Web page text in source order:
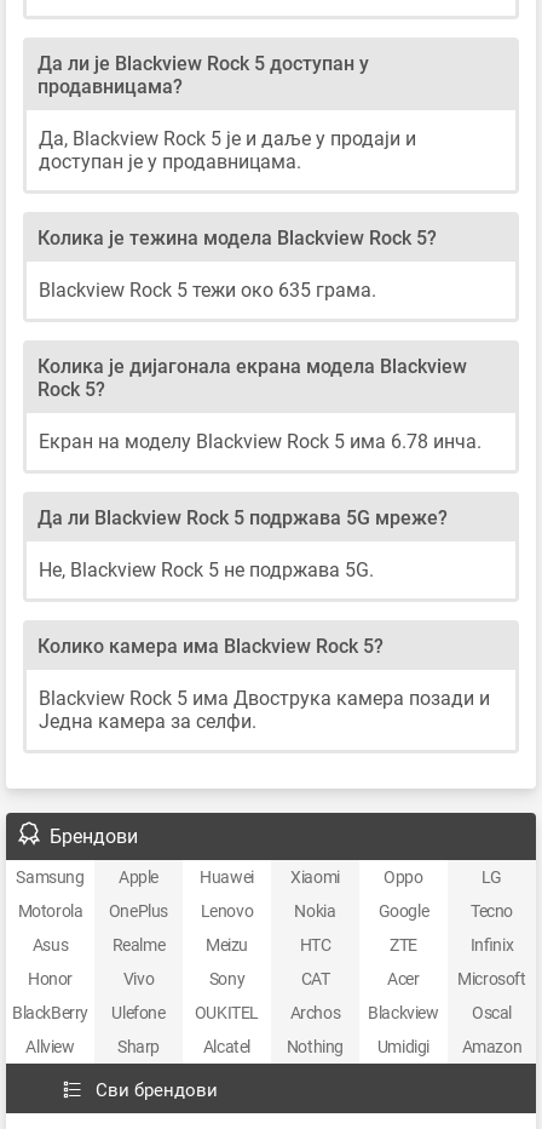
Да ли је Blackview Rock 5 доступан у
продавницама?
Да, Blackview Rock 5 је и даље у продаји и
доступан је у продавницама.
Колика је тежина модела Blackview Rock 5?
Blackview Rock 5 тежи око 635 грама.
Колика је дијагонала екрана модела Blackview
Rock 5?
Екран на моделу Blackview Rock 5 има 6.78 инча.
Да ли Blackview Rock 5 подржава 5G мреже?
Не, Blackview Rock 5 не подржава 5G.
Колико камера има Blackview Rock 5?
Blackview Rock 5 има Двострука камера позади и
Једна камера за селфи.
Брендови
Samsung Apple Huawei Xiaomi Oppo
LG
Motorola
OnePlus Lenovo Nokia Google
Tecno
Asus
Realme Meizu HTC ZTE
Infinix
Honor
Vivo Sony CAT Acer
Microsoft
BlackBerry
Ulefone OUKITEL Archos Blackview
Oscal
Allview
Sharp Alcatel Nothing Umidigi Amazon
Сви брендови